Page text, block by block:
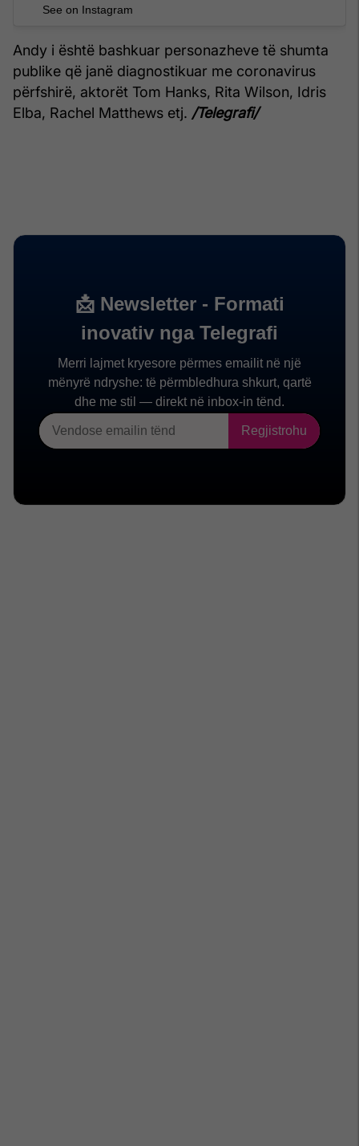
See on Instagram
Andy i është bashkuar personazheve të shumta
publike që janë diagnostikuar me coronavirus
përfshirë, aktorët Tom Hanks, Rita Wilson, Idris
Elba, Rachel Matthews etj. /Telegrafi/